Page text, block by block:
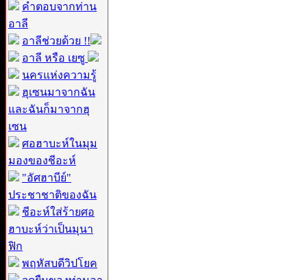
คำตอบจากท่าน
อาลี
อาลีช่วยด้วย !!
อาลี หรือ เยซู
นครแห่งความรู้
ฮุเซนมาจากฉัน
และฉันก็มาจากฮุ
เซน
ศอฮาบะห์ในมุม
มองของชีอะห์
"อัศฮาบีย์"
ประชาชาติของฉัน
ชีอะห์ใส่ร้ายศอ
ฮาบะห์ว่าเป็นมุนา
ฟิก
พฤหัสบดีวิปโยค